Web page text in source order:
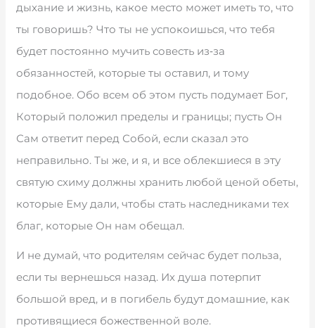
дыхание и жизнь, какое место может иметь то, что
ты говоришь? Что ты не успокоишься, что тебя
будет постоянно мучить совесть из‑за
обязанностей, которые ты оставил, и тому
подобное. Обо всем об этом пусть подумает Бог,
Который положил пределы и границы; пусть Он
Сам ответит перед Собой, если сказал это
неправильно. Ты же, и я, и все облекшиеся в эту
святую схиму должны хранить любой ценой обеты,
которые Ему дали, чтобы стать наследниками тех
благ, которые Он нам обещал.
И не думай, что родителям сейчас будет польза,
если ты вернешься назад. Их душа потерпит
большой вред, и в погибель будут домашние, как
противящиеся божественной воле.